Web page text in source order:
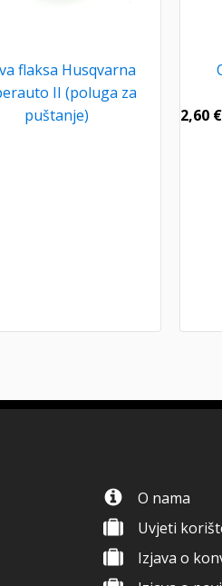
flaksa Husqvarna
II (poluga za
puštanje)
2,60 €
O nama
Uvjeti
Izjava o